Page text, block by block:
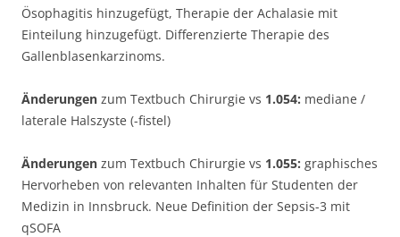
Ösophagitis hinzugefügt, Therapie der Achalasie mit
Einteilung hinzugefügt. Differenzierte Therapie des
Gallenblasenkarzinoms.
Änderungen zum Textbuch Chirurgie vs 1.054: mediane /
laterale Halszyste (-fistel)
Änderungen zum Textbuch Chirurgie vs 1.055: graphisches
Hervorheben von relevanten Inhalten für Studenten der
Medizin in Innsbruck. Neue Definition der Sepsis-3 mit
qSOFA